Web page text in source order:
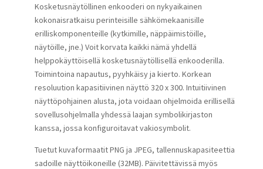
Kosketusnäytöllinen enkooderi on nykyaikainen
kokonaisratkaisu perinteisille sähkömekaanisille
erilliskomponenteille (kytkimille, näppäimistöille,
näytöille, jne.) Voit korvata kaikki nämä yhdellä
helppokäyttöisellä kosketusnäytöllisellä enkooderilla.
Toimintoina napautus, pyyhkäisy ja kierto. Korkean
resoluution kapasitiivinen näyttö 320 x 300. Intuitiivinen
näyttöpohjainen alusta, jota voidaan ohjelmoida erillisellä
sovellusohjelmalla yhdessä laajan symbolikirjaston
kanssa, jossa konfiguroitavat vakiosymbolit.
Tuetut kuvaformaatit PNG ja JPEG, tallennuskapasiteettia
sadoille näyttöikoneille (32MB). Päivitettävissä myös